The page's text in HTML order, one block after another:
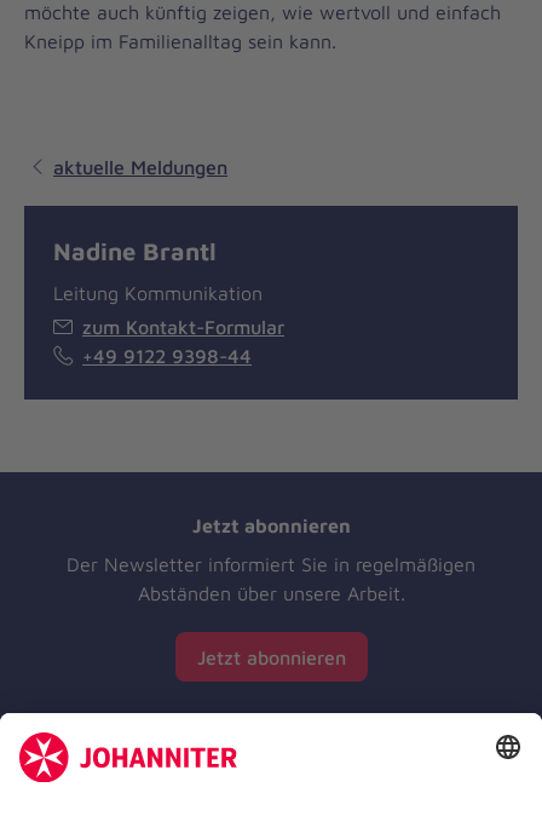
möchte auch künftig zeigen, wie wertvoll und einfach
Kneipp im Familienalltag sein kann.
aktuelle Meldungen
Nadine Brantl
Leitung Kommunikation
zum Kontakt-Formular
+49 9122 9398-44
Jetzt abonnieren
Der Newsletter informiert Sie in regelmäßigen
Abständen über unsere Arbeit.
Jetzt abonnieren
Zertifizierung der Johanniter-Unfall-Hilfe e.V.